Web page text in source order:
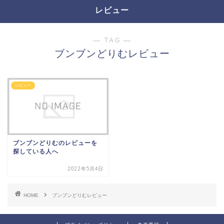
レビュー
― TAG ―
ブンブンどりむレビュー
レビュー
ブンブンどりむのレビューを
探している人へ
2022年5月4日
HOME ブンブンどりむレビュー